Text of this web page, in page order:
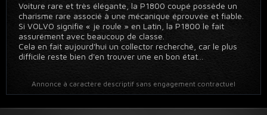
Voiture rare et très élégante, la P1800 coupé possède un
charisme rare associé à une mécanique éprouvée et fiable.
Si VOLVO signifie « je roule » en Latin, la P1800 le fait
assurément avec beaucoup de classe.
Cela en fait aujourd'hui un collector recherché, car le plus
difficile reste bien d'en trouver une en bon état...
Annonce à caractère descriptif sans engagement contractuel